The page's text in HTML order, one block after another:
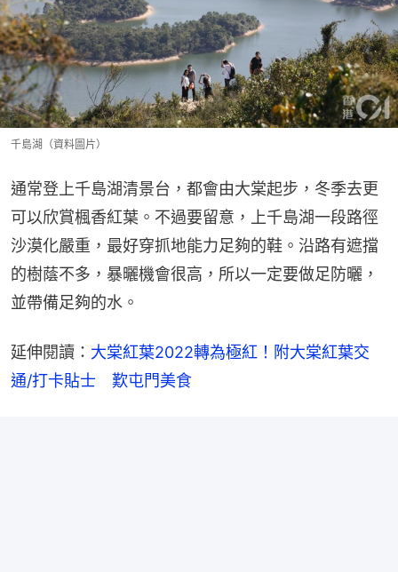
千島湖（資料圖片）
通常登上千島湖清景台，都會由大棠起步，冬季去更
可以欣賞楓香紅葉。不過要留意，上千島湖一段路徑
沙漠化嚴重，最好穿抓地能力足夠的鞋。沿路有遮擋
的樹蔭不多，暴曬機會很高，所以一定要做足防曬，
並帶備足夠的水。
延伸閱讀： 大棠紅葉2022轉為極紅！附大棠紅葉交
通/打卡貼士　歎屯門美食